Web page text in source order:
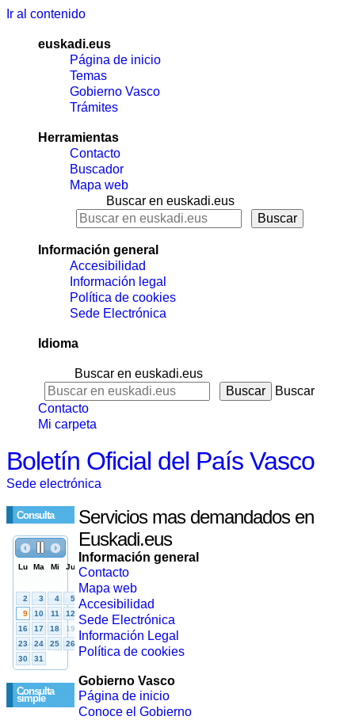
Ir al contenido
euskadi.eus
Página de inicio
Temas
Gobierno Vasco
Trámites
Herramientas
Contacto
Buscador
Mapa web
Buscar en euskadi.eus
Información general
Accesibilidad
Información legal
Política de cookies
Sede Electrónica
Idioma
Buscar en euskadi.eus
Buscar
Contacto
Mi carpeta
Boletín Oficial del País Vasco
Sede electrónica
Consulta
Consulta
simple
Servicios mas demandados en
Euskadi.eus
Información general
Contacto
Mapa web
Accesibilidad
Sede Electrónica
Información Legal
Política de cookies
Gobierno Vasco
Página de inicio
Conoce el Gobierno